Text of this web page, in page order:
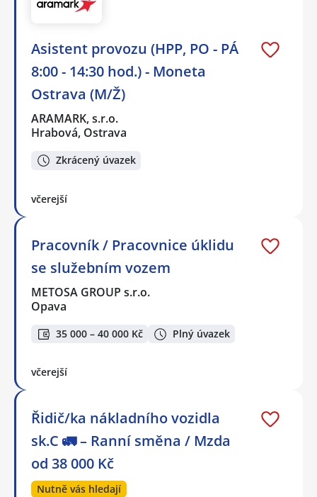
Asistent provozu (HPP, PO - PÁ
8:00 - 14:30 hod.) - Moneta
Ostrava (M/Ž)
ARAMARK, s.r.o.
Hrabová, Ostrava
Zkrácený úvazek
včerejší
Pracovník / Pracovnice úklidu
se služebním vozem
METOSA GROUP s.r.o.
Opava
35 000 – 40 000 Kč Plný úvazek
včerejší
Řidič/ka nákladního vozidla
sk.C 🚛 – Ranní směna / Mzda
od 38 000 Kč
Nutně vás hledají